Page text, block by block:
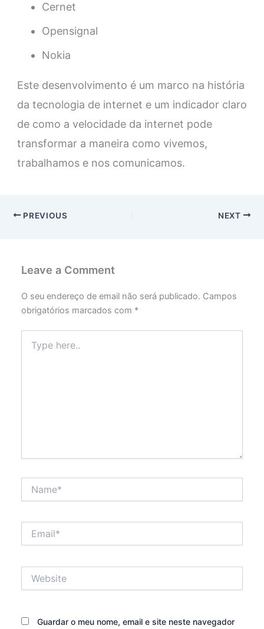
Cernet
Opensignal
Nokia
Este desenvolvimento é um marco na história
da tecnologia de internet e um indicador claro
de como a velocidade da internet pode
transformar a maneira como vivemos,
trabalhamos e nos comunicamos.
PREVIOUS NEXT
Leave a Comment
O seu endereço de email não será publicado. Campos
obrigatórios marcados com *
here..
Guardar o meu nome, email e site neste navegador